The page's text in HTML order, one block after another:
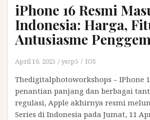
iPhone 16 Resmi
Indonesia: Harga,
Antusiasme
April 16, 2025 yscp5 IOS
Thedigitalphotoworkshops – IPhone
penantian panjang dan berbagai
regulasi, Apple akhirnya resmi
Series di Indonesia pada Jumat, 11